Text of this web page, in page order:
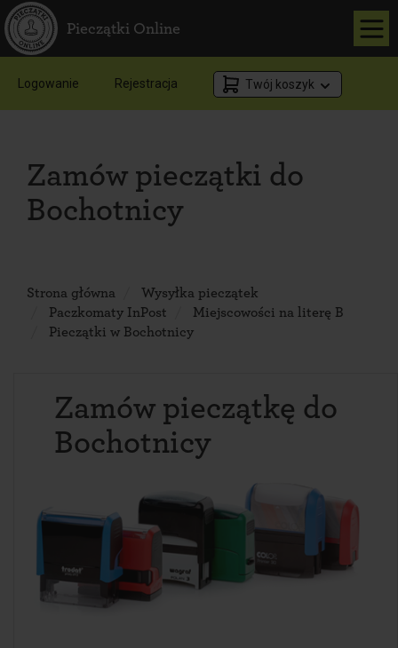
Pieczątki Online
Logowanie Rejestracja Twój koszyk
Zamów pieczątki do
Bochotnicy
Strona główna
Wysyłka pieczątek
Paczkomaty InPost
Miejscowości na literę B
Pieczątki w Bochotnicy
Zamów pieczątkę do
Bochotnicy